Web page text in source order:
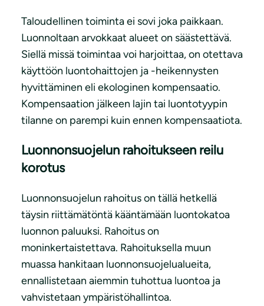
Taloudellinen toiminta ei sovi joka paikkaan.
Luonnoltaan arvokkaat alueet on säästettävä.
Siellä missä toimintaa voi harjoittaa, on otettava
käyttöön luontohaittojen ja -heikennysten
hyvittäminen eli ekologinen kompensaatio.
Kompensaation jälkeen lajin tai luontotyypin
tilanne on parempi kuin ennen kompensaatiota.
Luonnonsuojelun rahoitukseen reilu
korotus
Luonnonsuojelun rahoitus on tällä hetkellä
täysin riittämätöntä kääntämään luontokatoa
luonnon paluuksi. Rahoitus on
moninkertaistettava. Rahoituksella muun
muassa hankitaan luonnonsuojelualueita,
ennallistetaan aiemmin tuhottua luontoa ja
vahvistetaan ympäristöhallintoa.